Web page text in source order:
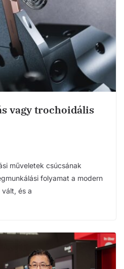
vagy trochoidális
műveletek csúcsának
folyamat a modern
és a